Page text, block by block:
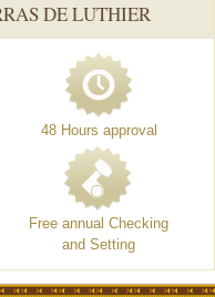
DE LUTHIER
48 Hours approval
Free annual Checking
and Setting